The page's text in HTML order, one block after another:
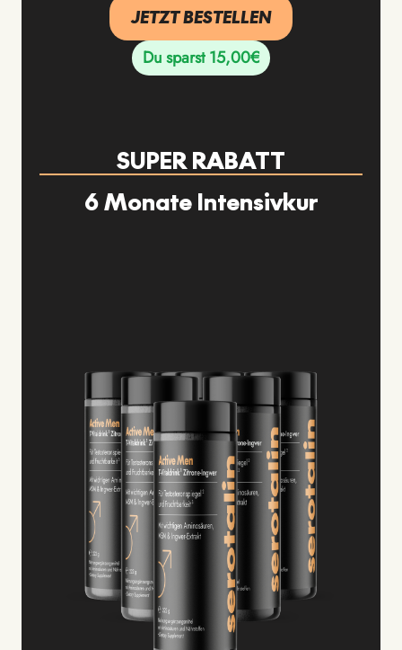
JETZT BESTELLEN
Du sparst 15,00€
SUPER RABATT
6 Monate Intensivkur